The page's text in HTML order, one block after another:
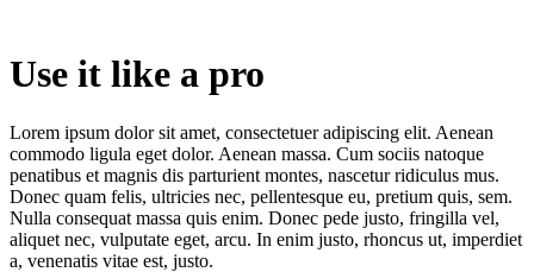
Use it like a pro
Lorem ipsum dolor sit amet, consectetuer adipiscing elit. Aenean
commodo ligula eget dolor. Aenean massa. Cum sociis natoque
penatibus et magnis dis parturient montes, nascetur ridiculus mus.
Donec quam felis, ultricies nec, pellentesque eu, pretium quis, sem.
Nulla consequat massa quis enim. Donec pede justo, fringilla vel,
aliquet nec, vulputate eget, arcu. In enim justo, rhoncus ut, imperdiet
a, venenatis vitae est, justo.